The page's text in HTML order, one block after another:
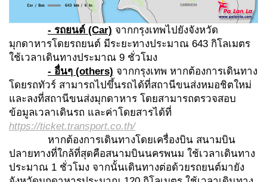
- รถยนต์ (Car) จากกรุงเทพไปยังจังหวัด
มุกดาหารโดยรถยนต์ มีระยะทางประมาณ 643 กิโลเมตร
ใช้เวลาเดินทางประมาณ 9 ชั่วโมง
- อื่นๆ (others) จากกรุงเทพ หากต้องการเดินทาง
โดยรถทัวร์ สามารถไปขึ้นรถได้ที่สถานีขนส่งหมอชิตใหม่
และลงที่สถานีขนส่งมุกดาหาร โดยสามารถตรวจสอบ
ข้อมูลเวลาเดินรถ และค่าโดยสารได้ที่
https://ticket.transport.co.th/
หากต้องการเดินทางโดยเครื่องบิน สนามบิน
ปลายทางที่ใกล้ที่สุดคือสนามบินนครพนม ใช้เวลาเดินทาง
ประมาณ 1 ชั่วโมง จากนั้นเดินทางต่อด้วยรถยนต์มายัง